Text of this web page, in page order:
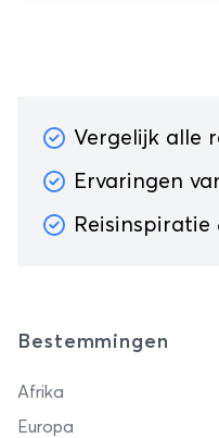
Vergelijk alle
Ervaringen
Reisinspiratie
Bestemmingen
Afrika
Europa